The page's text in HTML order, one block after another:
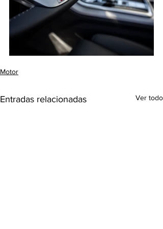
Motor
Entradas relacionadas Ver todo